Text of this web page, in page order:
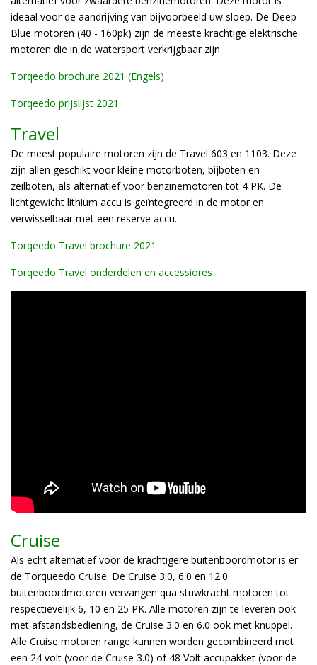
ideaal voor de aandrijving van bijvoorbeeld uw sloep. De Deep
Blue motoren (40 - 160pk) zijn de meeste krachtige elektrische
motoren die in de watersport verkrijgbaar zijn.
Torqeedo brochure 2021 (Engels)
Torqeedo prijslijst 2021
Travel
De meest populaire motoren zijn de Travel 603 en 1103. Deze
zijn allen geschikt voor kleine motorboten, bijboten en
zeilboten, als alternatief voor benzinemotoren tot 4 PK. De
lichtgewicht lithium accu is geïntegreerd in de motor en
verwisselbaar met een reserve accu.
Torqeedo Travel brochure 2021
Torqeedo Travel onderdelen en accessiores
Cruise
Als echt alternatief voor de krachtigere buitenboordmotor is er
de Torqueedo Cruise. De Cruise 3.0, 6.0 en 12.0
buitenboordmotoren vervangen qua stuwkracht motoren tot
respectievelijk 6, 10 en 25 PK. Alle motoren zijn te leveren ook
met afstandsbediening, de Cruise 3.0 en 6.0 ook met knuppel.
Alle Cruise motoren range kunnen worden gecombineerd met
een 24 volt (voor de Cruise 3.0) of 48 Volt accupakket (voor de